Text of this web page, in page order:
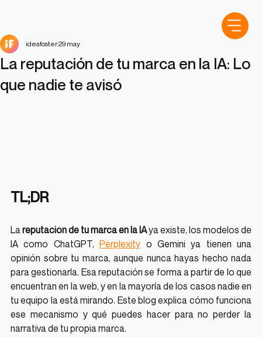
La reputación de tu marca en la IA: Lo
que nadie te avisó
ideafoster29 may
TL;DR
La reputación de tu marca en la IA ya existe, los modelos de
IA como ChatGPT, Perplexity o Gemini ya tienen una
opinión sobre tu marca, aunque nunca hayas hecho nada
para gestionarla. Esa reputación se forma a partir de lo que
encuentran en la web, y en la mayoría de los casos nadie en
tu equipo la está mirando. Este blog explica cómo funciona
ese mecanismo y qué puedes hacer para no perder la
narrativa de tu propia marca.